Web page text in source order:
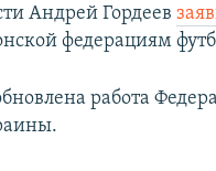
Андрей Гордеев
федерациям
работа